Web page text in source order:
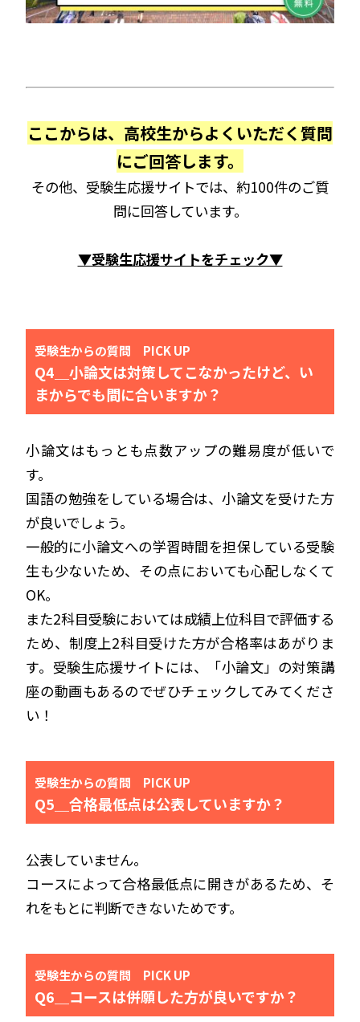
ここからは、高校生からよくいただく質問
にご回答します。
その他、受験生応援サイトでは、約100件のご質
問に回答しています。
▼受験生応援サイトをチェック▼
受験生からの質問 PICK UP
Q4＿小論文は対策してこなかったけど、い
まからでも間に合いますか？
小論文はもっとも点数アップの難易度が低いで
す。
国語の勉強をしている場合は、小論文を受けた方
が良いでしょう。
一般的に小論文への学習時間を担保している受験
生も少ないため、その点においても心配しなくて
OK。
また2科目受験においては成績上位科目で評価する
ため、制度上2科目受けた方が合格率はあがりま
す。受験生応援サイトには、「小論文」の対策講
座の動画もあるのでぜひチェックしてみてくださ
い！
受験生からの質問 PICK UP
Q5＿合格最低点は公表していますか？
公表していません。
コースによって合格最低点に開きがあるため、そ
れをもとに判断できないためです。
受験生からの質問 PICK UP
Q6＿コースは併願した方が良いですか？